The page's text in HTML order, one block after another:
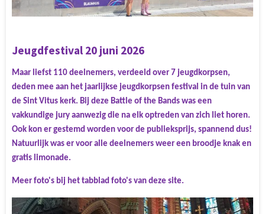
Jeugdfestival 20 juni 2026
Maar liefst 110 deelnemers, verdeeld over 7 jeugdkorpsen,
deden mee aan het jaarlijkse jeugdkorpsen festival in de tuin van
de Sint Vitus kerk. Bij deze Battle of the Bands was een
vakkundige jury aanwezig die na elk optreden van zich liet horen.
Ook kon er gestemd worden voor de publieksprijs, spannend dus!
Natuurlijk was er voor alle deelnemers weer een broodje knak en
gratis limonade.
Meer foto's bij het tabblad foto's van deze site.